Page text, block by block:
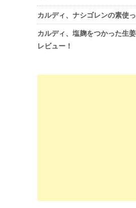
カルディ、ナシゴレンの素使
カルディ、塩麹をつかった生
レビュー！